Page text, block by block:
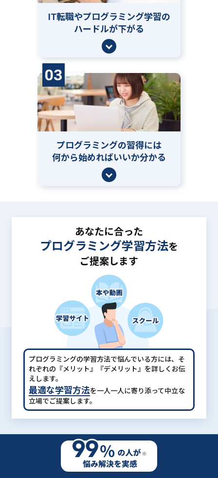
IT転職やプログラミング学習の
ハードルが下がる
03
プログラミングの習得には
何から始めればいいか分かる
あなたに合った
プログラミング学習方法を
ご提案します
プログラミングの学習方法で悩んでいる方には、 そ
れぞれの『メリット』『デメリット』を詳しくお伝
えします。
最適な学習方法を一人一人に寄り添って中立な
立場でご提案します。